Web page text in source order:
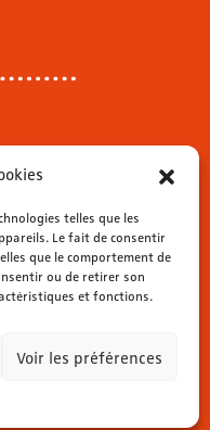
telles que les
Le fait de consentir
que le comportement de
ou de retirer son
et fonctions.
Voir les préférences
1h30